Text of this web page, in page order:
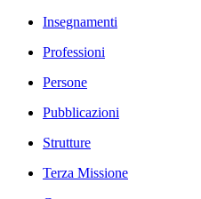
Insegnamenti
Professioni
Persone
Pubblicazioni
Strutture
Terza Missione